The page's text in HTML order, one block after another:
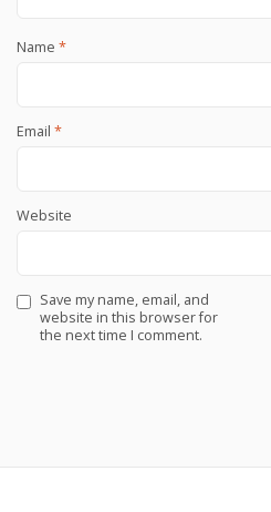
Name *
Email *
Website
Save my name, email, and
website in this browser for
the next time I comment.